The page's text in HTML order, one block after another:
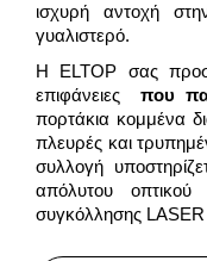
ισχυρή αντοχή
γυαλιστερό.
Η ELTOP σας
επιφάνειες που
πορτάκια κομμένα
πλευρές και
συλλογή
απόλυτου οπτικού
συγκόλλησης LASER